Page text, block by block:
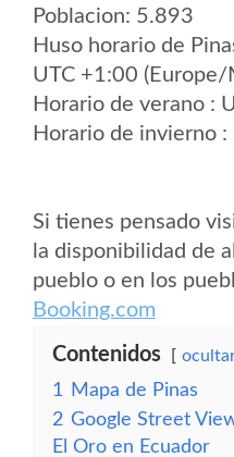
Poblacion: 5.893
Huso horario de
UTC +1:00 (Europe/
Horario de verano :
Horario de invierno :
Si tienes pensado
la disponibilidad de
pueblo o en los
Booking.com
Contenidos
1
Mapa de Pinas
2 Google Street
El Oro en Ecuador